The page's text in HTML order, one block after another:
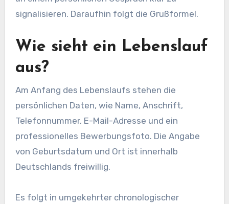
signalisieren. Daraufhin folgt die Grußformel.
Wie sieht ein Lebenslauf
aus?
Am Anfang des Lebenslaufs stehen die
persönlichen Daten, wie Name, Anschrift,
Telefonnummer, E-Mail-Adresse und ein
professionelles Bewerbungsfoto. Die Angabe
von Geburtsdatum und Ort ist innerhalb
Deutschlands freiwillig.
Es folgt in umgekehrter chronologischer